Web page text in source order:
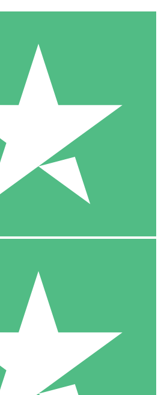
Credit-Pakete
mit Download-Credits. Keine
erforderlich.
10 00
10 Downloads
20 00